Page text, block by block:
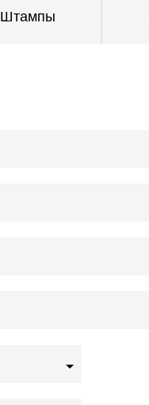
Штампы